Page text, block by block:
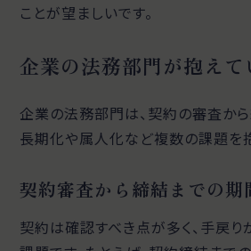
ことが望ましいです。
企業の法務部門が抱えて
企業の法務部門は、契約の審査か
長期化や属人化など複数の課題を
契約審査から締結までの期
契約は確認すべき点が多く、手戻り